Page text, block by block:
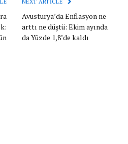
NEXT ARTICLE
Avusturya’da Enflasyon ne
arttı ne düştü: Ekim ayında
da Yüzde 1,8’de kaldı